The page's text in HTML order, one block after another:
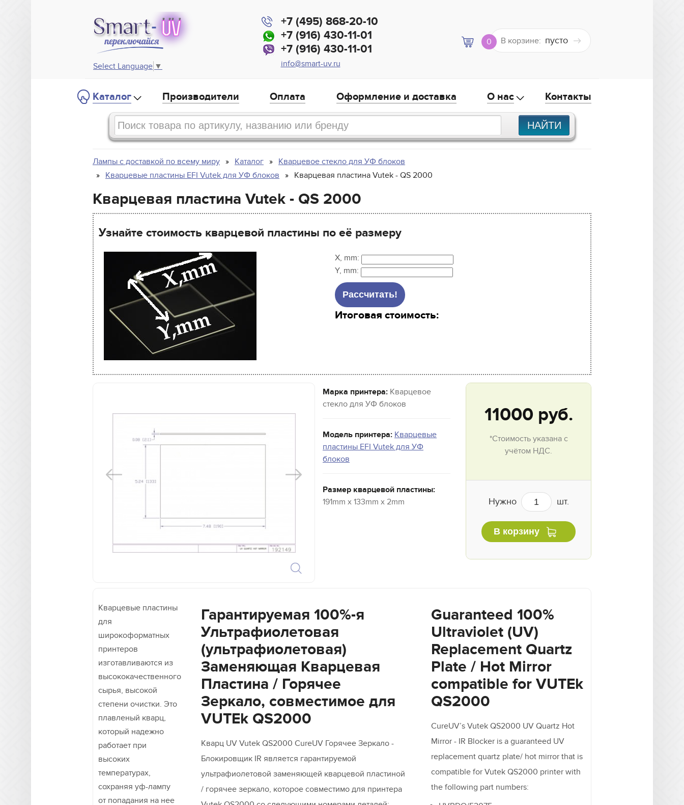
Select Language ▼
+7 (495) 868-20-10
+7 (916) 430-11-01
+7 (916) 430-11-01
info@smart-uv.ru
0 В корзине: пусто
Каталог Производители Оплата Оформление и доставка О нас Контакты
Лампы с доставкой по всему миру Каталог
Кварцевое стекло для УФ блоков
Кварцевые пластины EFI Vutek для УФ блоков
Кварцевая пластина Vutek - QS 2000
Кварцевая пластина Vutek - QS 2000
Узнайте стоимость кварцевой пластины по её размеру
X, mm:
Y, mm:
Итоговая стоимость:
Марка принтера: Кварцевое
стекло для УФ блоков
Модель принтера: Кварцевые
пластины EFI Vutek для УФ
блоков
Размер кварцевой пластины:
191mm x 133mm x 2mm
11000 руб.
*Стоимость указана с
учётом НДС.
Нужно шт.
В корзину
Кварцевые пластины
для
широкоформатных
принтеров
изготавливаются из
высококачественного
сырья, высокой
степени очистки. Это
плавленый кварц,
который надежно
работает при
высоких
температурах,
сохраняя уф-лампу
от попадания на нее
Гарантируемая 100%-я
Ультрафиолетовая
(ультрафиолетовая)
Заменяющая Кварцевая
Пластина / Горячее
Зеркало, совместимое для
VUTEk QS2000
Кварц UV Vutek QS2000 CureUV Горячее Зеркало -
Блокировщик IR является гарантируемой
ультрафиолетовой заменяющей кварцевой пластиной
/ горячее зеркало, которое совместимо для принтера
Guaranteed 100%
Ultraviolet (UV)
Replacement Quartz
Plate / Hot Mirror
compatible for VUTEk
QS2000
CureUV’s Vutek QS2000 UV Quartz Hot
Mirror - IR Blocker is a guaranteed UV
replacement quartz plate/ hot mirror that is
compatible for Vutek QS2000 printer with
the following part numbers: